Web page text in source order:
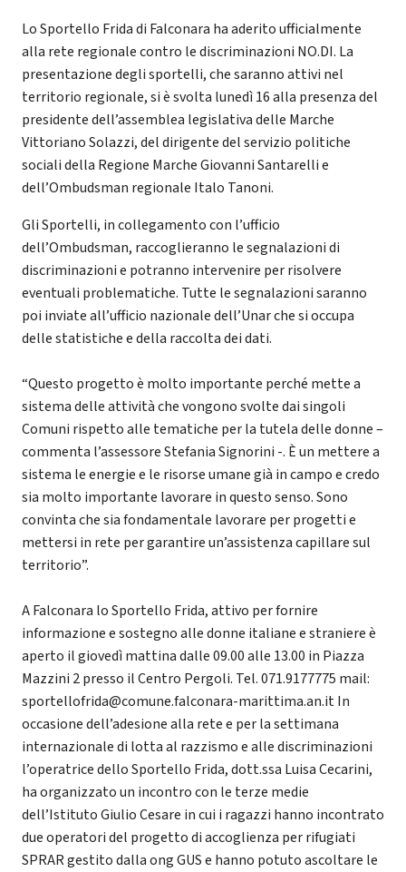
Lo Sportello Frida di Falconara ha aderito ufficialmente
alla rete regionale contro le discriminazioni NO.DI. La
presentazione degli sportelli, che saranno attivi nel
territorio regionale, si è svolta lunedì 16 alla presenza del
presidente dell’assemblea legislativa delle Marche
Vittoriano Solazzi, del dirigente del servizio politiche
sociali della Regione Marche Giovanni Santarelli e
dell’Ombudsman regionale Italo Tanoni.
Gli Sportelli, in collegamento con l’ufficio
dell’Ombudsman, raccoglieranno le segnalazioni di
discriminazioni e potranno intervenire per risolvere
eventuali problematiche. Tutte le segnalazioni saranno
poi inviate all’ufficio nazionale dell’Unar che si occupa
delle statistiche e della raccolta dei dati.
“Questo progetto è molto importante perché mette a
sistema delle attività che vongono svolte dai singoli
Comuni rispetto alle tematiche per la tutela delle donne –
commenta l’assessore Stefania Signorini -. È un mettere a
sistema le energie e le risorse umane già in campo e credo
sia molto importante lavorare in questo senso. Sono
convinta che sia fondamentale lavorare per progetti e
mettersi in rete per garantire un’assistenza capillare sul
territorio”.
A Falconara lo Sportello Frida, attivo per fornire
informazione e sostegno alle donne italiane e straniere è
aperto il giovedì mattina dalle 09.00 alle 13.00 in Piazza
Mazzini 2 presso il Centro Pergoli. Tel. 071.9177775 mail:
sportellofrida@comune.falconara-marittima.an.it In
occasione dell’adesione alla rete e per la settimana
internazionale di lotta al razzismo e alle discriminazioni
l’operatrice dello Sportello Frida, dott.ssa Luisa Cecarini,
ha organizzato un incontro con le terze medie
dell’Istituto Giulio Cesare in cui i ragazzi hanno incontrato
due operatori del progetto di accoglienza per rifugiati
SPRAR gestito dalla ong GUS e hanno potuto ascoltare le